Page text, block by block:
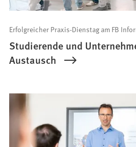
Erfolgreicher Praxis-Dienstag am FB
Studierende und
Austausch